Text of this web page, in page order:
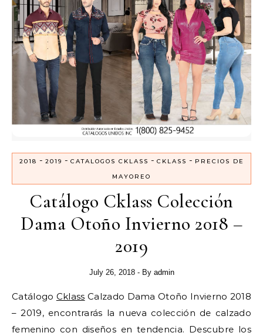
2018 - 2019 - CATALOGOS CKLASS - CKLASS - PRECIOS DE
MAYOREO
Catálogo Cklass Colección
Dama Otoño Invierno 2018 –
2019
July 26, 2018 - By admin
Catálogo Cklass Calzado Dama Otoño Invierno 2018
– 2019, encontrarás la nueva colección de calzado
femenino con diseños en tendencia. Descubre los